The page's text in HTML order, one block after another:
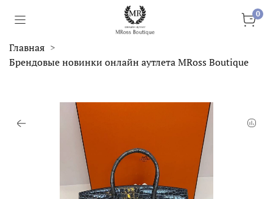
0
Главная
Брендовые новинки онлайн аутлета MRoss Boutique